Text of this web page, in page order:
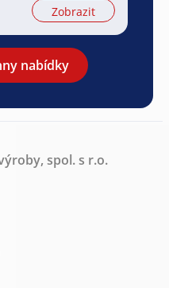
Zobrazit
nabídky
spol. s r.o.